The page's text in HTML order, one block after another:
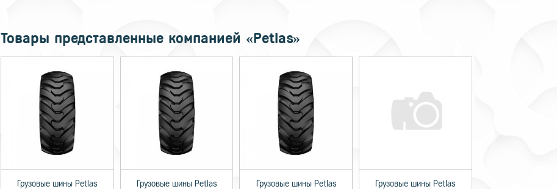
Товары представленные компанией «Petlas»
Грузовые шины Petlas
Грузовые шины Petlas
Грузовые шины Petlas
Грузовые шины Petlas